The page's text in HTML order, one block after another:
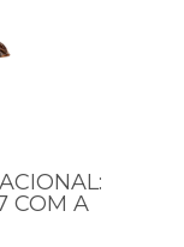
COM A